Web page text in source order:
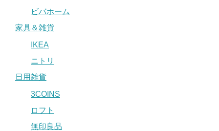
ビバホーム
家具＆雑貨
IKEA
ニトリ
日用雑貨
3COINS
ロフト
無印良品